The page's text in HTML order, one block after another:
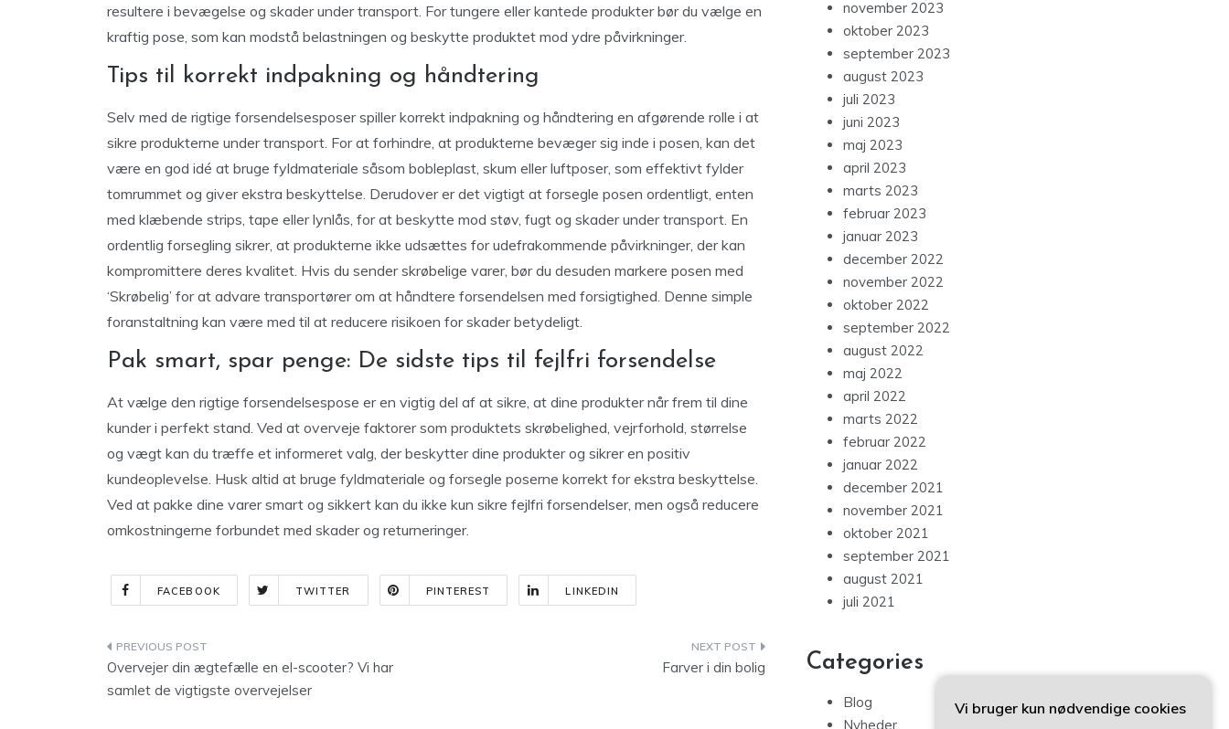
resultere i bevægelse og skader under transport. For tungere eller kantede produkter bør du vælge en
kraftig pose, som kan modstå belastningen og beskytte produktet mod ydre påvirkninger.
Tips til korrekt indpakning og håndtering
Selv med de rigtige forsendelsesposer spiller korrekt indpakning og håndtering en afgørende rolle i at
sikre produkterne under transport. For at forhindre, at produkterne bevæger sig inde i posen, kan det
være en god idé at bruge fyldmateriale såsom bobleplast, skum eller luftposer, som effektivt fylder
tomrummet og giver ekstra beskyttelse. Derudover er det vigtigt at forsegle posen ordentligt, enten
med klæbende strips, tape eller lynlås, for at beskytte mod støv, fugt og skader under transport. En
ordentlig forsegling sikrer, at produkterne ikke udsættes for udefrakommende påvirkninger, der kan
kompromittere deres kvalitet. Hvis du sender skrøbelige varer, bør du desuden markere posen med
‘Skrøbelig’ for at advare transportører om at håndtere forsendelsen med forsigtighed. Denne simple
foranstaltning kan være med til at reducere risikoen for skader betydeligt.
Pak smart, spar penge: De sidste tips til fejlfri forsendelse
At vælge den rigtige forsendelsespose er en vigtig del af at sikre, at dine produkter når frem til dine
kunder i perfekt stand. Ved at overveje faktorer som produktets skrøbelighed, vejrforhold, størrelse
og vægt kan du træffe et informeret valg, der beskytter dine produkter og sikrer en positiv
kundeoplevelse. Husk altid at bruge fyldmateriale og forsegle poserne korrekt for ekstra beskyttelse.
Ved at pakke dine varer smart og sikkert kan du ikke kun sikre fejlfri forsendelser, men også reducere
omkostningerne forbundet med skader og returneringer.
FACEBOOK TWITTER PINTEREST LINKEDIN
Indlægsnavigation
Overvejer din ægtefælle en el-scooter? Vi har
samlet de vigtigste overvejelser
Farver i din bolig
november 2023
oktober 2023
september 2023
august 2023
juli 2023
juni 2023
maj 2023
april 2023
marts 2023
februar 2023
januar 2023
december 2022
november 2022
oktober 2022
september 2022
august 2022
maj 2022
april 2022
marts 2022
februar 2022
januar 2022
december 2021
november 2021
oktober 2021
september 2021
august 2021
juli 2021
Categories
Blog
Nyheder
Vi bruger kun nødvendige cookies